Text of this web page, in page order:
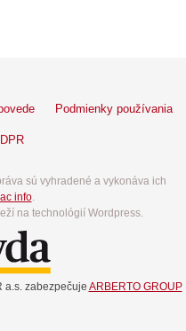
Podmienky používania
sú vyhradené a vykonáva ich
info.
na technológií Wordpress.
a.s. zabezpečuje ARBERTO GROUP